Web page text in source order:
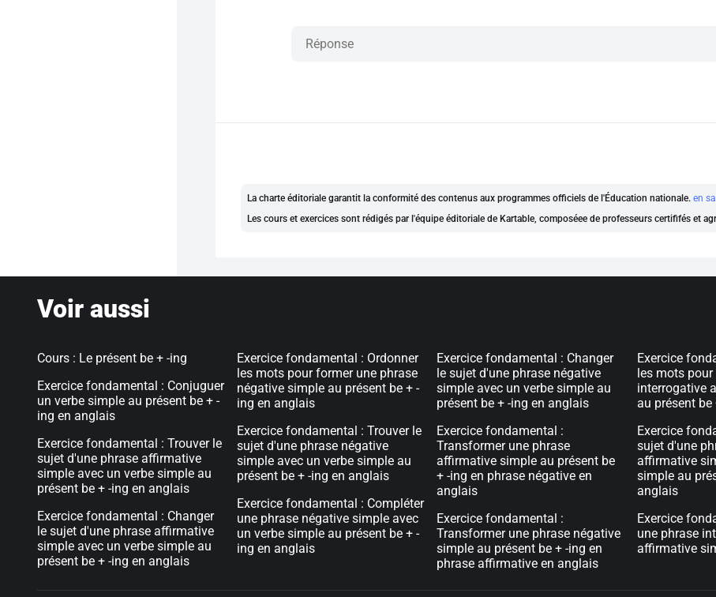
La charte éditoriale garantit la conformité des contenus aux programmes officiels de l'Éducation nationale. en
Les cours et exercices sont rédigés par l'équipe éditoriale de Kartable, composéee de professeurs certififés et
Voir aussi
Cours : Le présent be + -ing
Exercice fondamental : Conjuguer
un verbe simple au présent be + -
ing en anglais
Exercice fondamental : Trouver le
sujet d'une phrase affirmative
simple avec un verbe simple au
présent be + -ing en anglais
Exercice fondamental : Changer
le sujet d'une phrase affirmative
simple avec un verbe simple au
présent be + -ing en anglais
Exercice fondamental : Ordonner
les mots pour former une phrase
négative simple au présent be + -
ing en anglais
Exercice fondamental : Trouver le
sujet d'une phrase négative
simple avec un verbe simple au
présent be + -ing en anglais
Exercice fondamental : Compléter
une phrase négative simple avec
un verbe simple au présent be + -
ing en anglais
Exercice fondamental : Changer
le sujet d'une phrase négative
simple avec un verbe simple au
présent be + -ing en anglais
Exercice fondamental :
Transformer une phrase
affirmative simple au présent be
+ -ing en phrase négative en
anglais
Exercice fondamental :
Transformer une phrase négative
simple au présent be + -ing en
phrase affirmative en anglais
Exercice
les mots
interrogative
au présent
Exercice
sujet d'une
affirmative
simple au
anglais
Exercice
une phrase
affirmative